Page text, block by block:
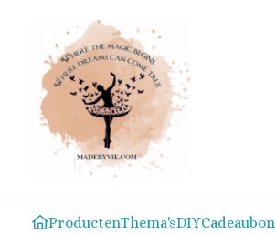
ProductenThema'sDIYCadeaubon